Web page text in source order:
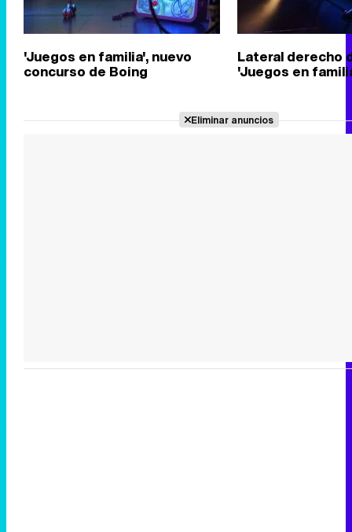
'Juegos en familia', nuevo
concurso de Boing
Lateral derecho
'Juegos en
Eliminar anuncios